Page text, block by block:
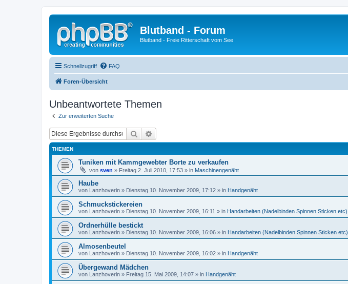
Blutband - Forum
Blutband - Freie Ritterschaft vom See
Schnellzugriff FAQ
Foren-Übersicht
Unbeantwortete Themen
Zur erweiterten Suche
Suche
THEMEN
Tuniken mit Kammgewebter Borte zu verkaufen
von sven » Freitag 2. Juli 2010, 17:53 » in Maschinengenäht
Haube
von Lanzhoverin » Dienstag 10. November 2009, 17:12 » in Handgenäht
Schmuckstickereien
von Lanzhoverin » Dienstag 10. November 2009, 16:11 » in Handarbeiten (Nadelbinden Spinnen Sticken etc)
Ordnerhülle bestickt
von Lanzhoverin » Dienstag 10. November 2009, 16:06 » in Handarbeiten (Nadelbinden Spinnen Sticken etc)
Almosenbeutel
von Lanzhoverin » Dienstag 10. November 2009, 16:02 » in Handgenäht
Übergewand Mädchen
von Lanzhoverin » Freitag 15. Mai 2009, 14:07 » in Handgenäht